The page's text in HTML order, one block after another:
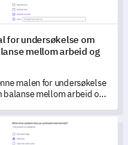
for undersøkelse om
mellom arbeid og
malen for undersøkelse
balanse mellom arbeid og
innsiktsfulle
om ansattes
av arbeid og liv.
for